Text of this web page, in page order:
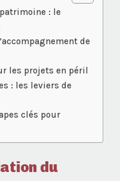
: le
de
les projets en péril
: les leviers de
clés pour
du